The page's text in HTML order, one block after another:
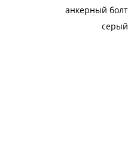
анкерный болт
серый